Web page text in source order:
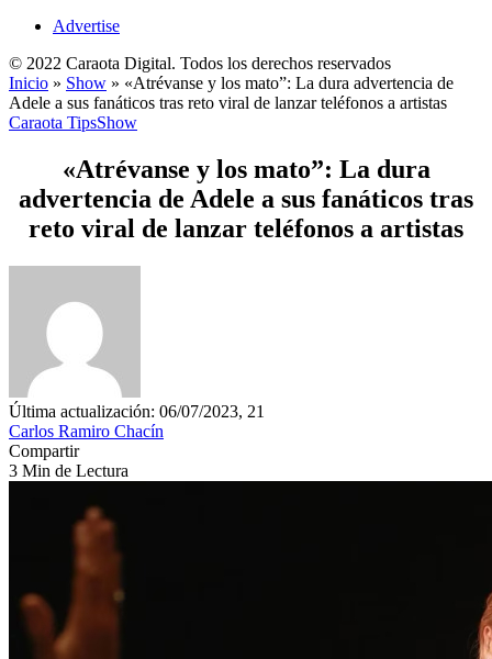
Advertise
© 2022 Caraota Digital. Todos los derechos reservados
Inicio » Show » «Atrévanse y los mato”: La dura advertencia de
Adele a sus fanáticos tras reto viral de lanzar teléfonos a artistas
Caraota TipsShow
«Atrévanse y los mato”: La dura
advertencia de Adele a sus fanáticos tras
reto viral de lanzar teléfonos a artistas
Última actualización: 06/07/2023, 21
Carlos Ramiro Chacín
Compartir
3 Min de Lectura